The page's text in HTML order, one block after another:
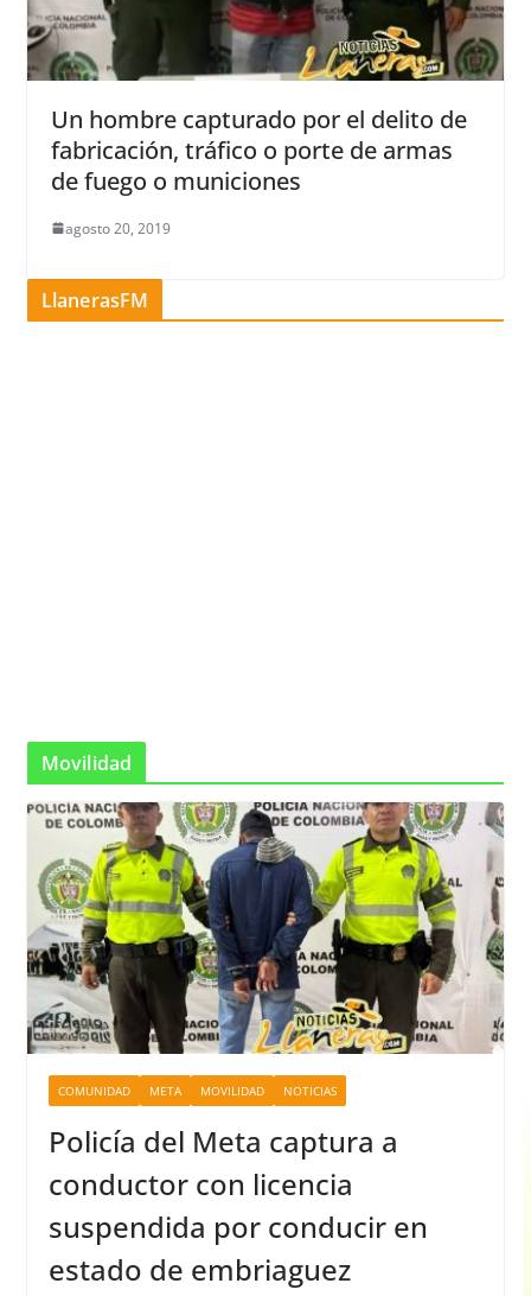
Un hombre capturado por el delito de
fabricación, tráfico o porte de armas
de fuego o municiones
agosto 20, 2019
LlanerasFM
Movilidad
COMUNIDAD META MOVILIDAD NOTICIAS
Policía del Meta captura a
conductor con licencia
suspendida por conducir en
estado de embriaguez